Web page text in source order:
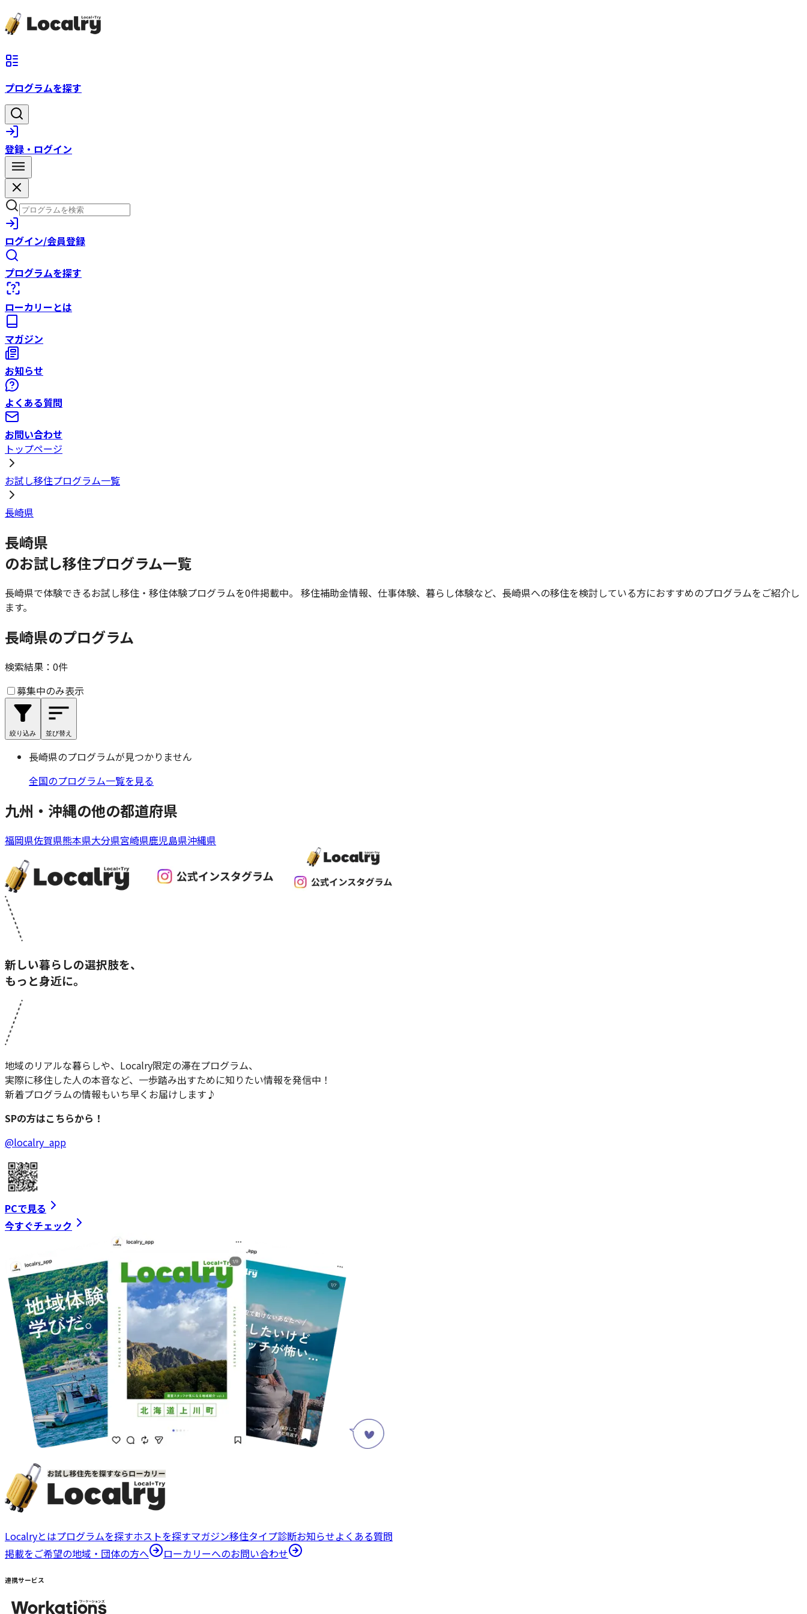
プログラムを探す
登録・ログイン
ログイン/会員登録
プログラムを探す
ローカリーとは
マガジン
お知らせ
よくある質問
お問い合わせ
トップページ
お試し移住プログラム一覧
長崎県
長崎県
のお試し移住プログラム一覧
長崎県で体験できるお試し移住・移住体験プログラムを0件掲載中。 移住補助金情報、仕事体験、暮らし体験など、 長崎県への移住を検討している方におすすめのプログラムをご紹介し
ます。
長崎県のプログラム
検索結果： 0件
募集中のみ表示
絞り込み 並び替え
長崎県のプログラムが見つかりません
全国のプログラム一覧を見る
九州・沖縄の他の都道府県
福岡県佐賀県熊本県大分県宮崎県鹿児島県沖縄県
新しい暮らしの選択肢を、
もっと身近に。
地域のリアルな暮らしや、Localry限定の滞在プログラム、
実際に移住した人の本音など、一歩踏み出すために知りたい情報を発信中！
新着プログラムの情報もいち早くお届けします♪
SPの方はこちらから！
@localry_app
PCで見る
今すぐチェック
Localryとはプログラムを探すホストを探すマガジン移住タイプ診断お知らせよくある質問
掲載をご希望の地域・団体の方へ
ローカリーへのお問い合わせ
連携サービス